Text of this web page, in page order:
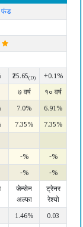
फंड
₹25.65(D)
+0.1%
७ वर्ष १० वर्ष
7.0%
6.91%
7.35%
7.35%
-%
-%
-% -%
जेन्सेन
अल्फा
ट्रेनर
रेश्यो
1.46% 0.03